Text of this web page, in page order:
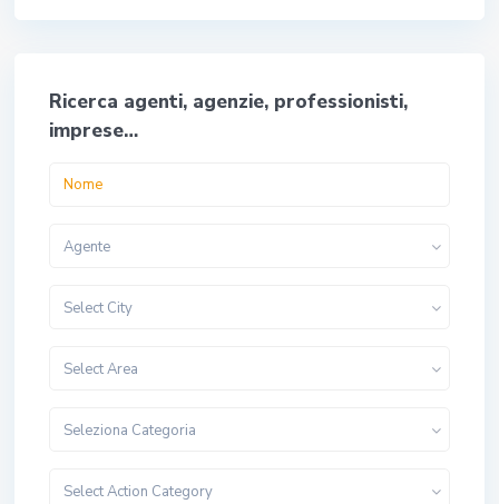
Ricerca agenti, agenzie, professionisti,
imprese…
Agente
Select City
Select Area
Seleziona Categoria
Select Action Category